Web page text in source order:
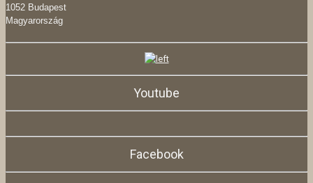
1052 Budapest
Magyarország
Youtube
Facebook